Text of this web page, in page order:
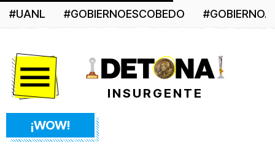
#UANL #GOBIERNOESCOBEDO
INSURGENTE
¡WOW!